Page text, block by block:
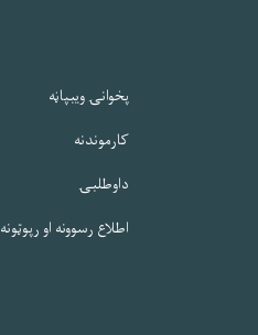
پخوانۍ ویبپاڼه
کارموندنه
داوطلبۍ
اطلاع رسوونه او رپوټونه